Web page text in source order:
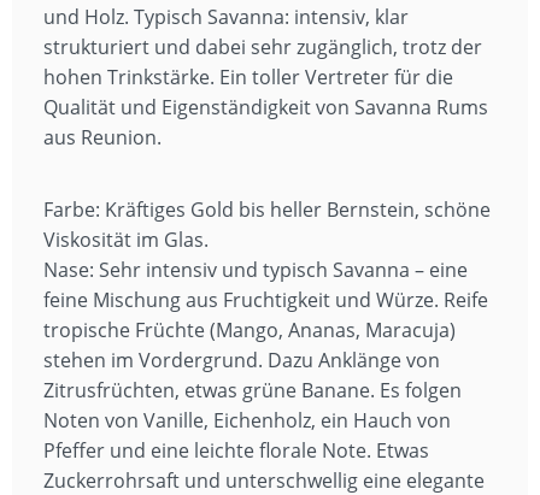
und Holz. Typisch Savanna: intensiv, klar
strukturiert und dabei sehr zugänglich, trotz der
hohen Trinkstärke. Ein toller Vertreter für die
Qualität und Eigenständigkeit von Savanna Rums
aus Reunion.
Farbe: Kräftiges Gold bis heller Bernstein, schöne
Viskosität im Glas.
Nase: Sehr intensiv und typisch Savanna – eine
feine Mischung aus Fruchtigkeit und Würze. Reife
tropische Früchte (Mango, Ananas, Maracuja)
stehen im Vordergrund. Dazu Anklänge von
Zitrusfrüchten, etwas grüne Banane. Es folgen
Noten von Vanille, Eichenholz, ein Hauch von
Pfeffer und eine leichte florale Note. Etwas
Zuckerrohrsaft und unterschwellig eine elegante